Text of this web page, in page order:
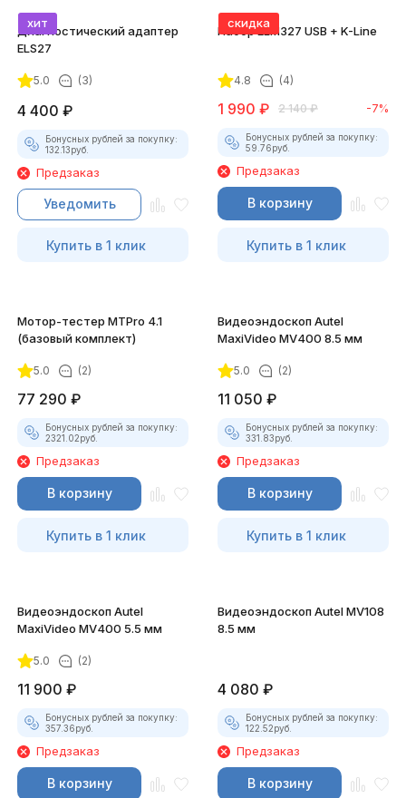
хит
Диагностический адаптер
ELS27
5.0 (3)
4 400 ₽
Бонусных рублей за покупку:
132.13руб.
Предзаказ
Уведомить
Купить в 1 клик
скидка
Набор ELM327 USB + K-Line
4.8 (4)
1 990 ₽ 2 140 ₽ -7%
Бонусных рублей за покупку:
59.76руб.
Предзаказ
В корзину
Купить в 1 клик
Мотор-тестер MTPro 4.1
(базовый комплект)
5.0 (2)
77 290 ₽
Бонусных рублей за покупку:
2321.02руб.
Предзаказ
В корзину
Купить в 1 клик
Видеоэндоскоп Autel
MaxiVideo MV400 8.5 мм
5.0 (2)
11 050 ₽
Бонусных рублей за покупку:
331.83руб.
Предзаказ
В корзину
Купить в 1 клик
Видеоэндоскоп Autel
MaxiVideo MV400 5.5 мм
5.0 (2)
11 900 ₽
Бонусных рублей за покупку:
357.36руб.
Предзаказ
В корзину
Видеоэндоскоп Autel MV108
8.5 мм
4 080 ₽
Бонусных рублей за покупку:
122.52руб.
Предзаказ
В корзину